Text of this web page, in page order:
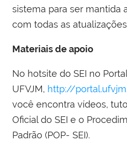
sistema para ser mantida
com todas as
Materiais de apoio
No hotsite do SEI no
UFVJM, http://
você encontra vídeos,
Oficial do SEI e o
Padrão (POP- SEI).